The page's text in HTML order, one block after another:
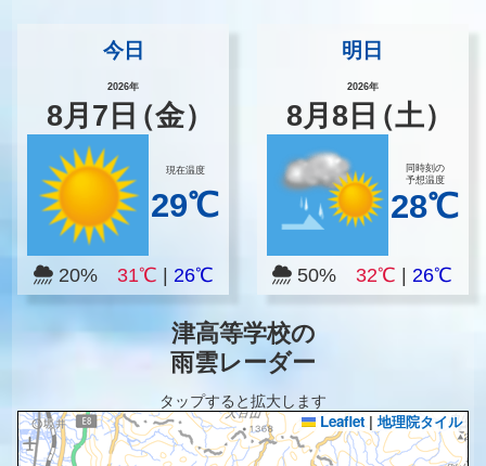
今日
2026年
8月 7 日（金）
現在温度
29℃
20% 31℃ 26℃
明日
2026年
8月8 日（土）
同時刻の
予想温度
28℃
50%32℃ |26℃
津高等学校の
雨雲レーダー
タップすると拡大します
Leaflet | 地理院タイル